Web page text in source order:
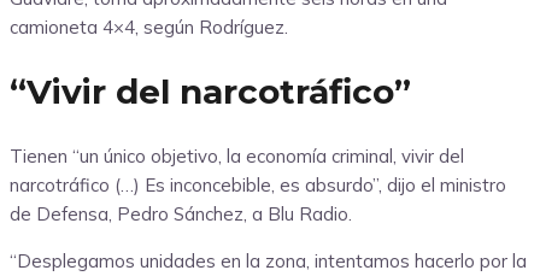
camioneta 4×4, según Rodríguez.
“Vivir del narcotráfico”
Tienen “un único objetivo, la economía criminal, vivir del
narcotráfico (…) Es inconcebible, es absurdo”, dijo el ministro
de Defensa, Pedro Sánchez, a Blu Radio.
“Desplegamos unidades en la zona, intentamos hacerlo por la